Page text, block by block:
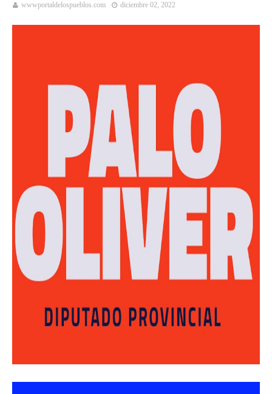
wwwportaldelospueblos.com diciembre 02, 2022